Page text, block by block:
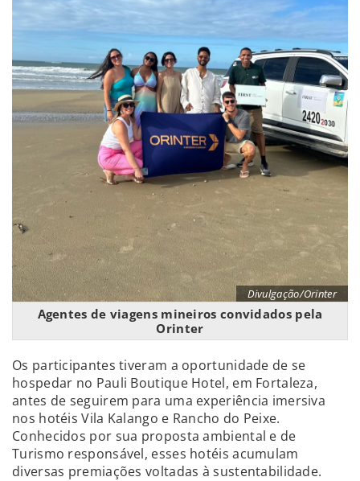
Divulgação/Orinter
Agentes de viagens mineiros convidados pela
Orinter
Os participantes tiveram a oportunidade de se
hospedar no Pauli Boutique Hotel, em Fortaleza,
antes de seguirem para uma experiência imersiva
nos hotéis Vila Kalango e Rancho do Peixe.
Conhecidos por sua proposta ambiental e de
Turismo responsável, esses hotéis acumulam
diversas premiações voltadas à sustentabilidade.